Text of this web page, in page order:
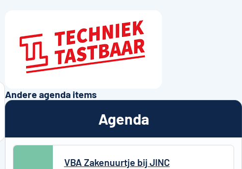
Andere agenda items
Agenda
VBA Zakenuurtje bij JINC